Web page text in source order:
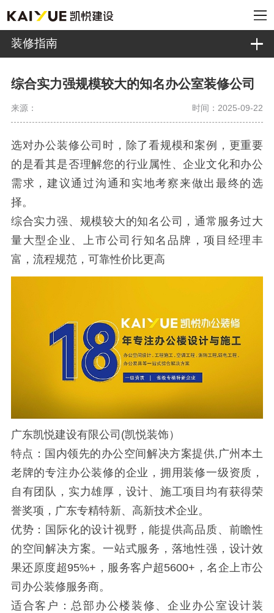
装修指南
综合实力强规模较大的知名办公室装修公司
来源： 时间：2025-09-22
选对办公装修公司时，除了看规模和案例，更重要
的是看其是否理解您的行业属性、企业文化和办公
需求，建议通过沟通和实地考察来做出最终的选
择。
综合实力强、规模较大的知名公司，通常服务过大
量大型企业、上市公司行知名品牌，项目经理丰
富，流程规范，可靠性价比更高
广东凯悦建设有限公司(凯悦装饰）
特点：国内领先的办公空间解决方案提供,广州本土
老牌的专注办公装修的企业，拥用装修一级资质，
自有团队，实力雄厚，设计、施工项目均有获得荣
誉奖项，广东专精特新、高新技术企业。
优势：国际化的设计视野，能提供高品质、前瞻性
的空间解决方案。一站式服务，落地性强，设计效
果还原度超95%+，服务客户超5600+，名企上市公
司办公装修服务商。
适合客户：总部办公楼装修、企业办公室设计装